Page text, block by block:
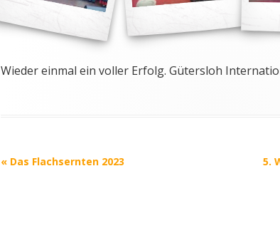
Wieder einmal ein voller Erfolg. Gütersloh
Post navigation
« Das Flachsernten 2023 5.